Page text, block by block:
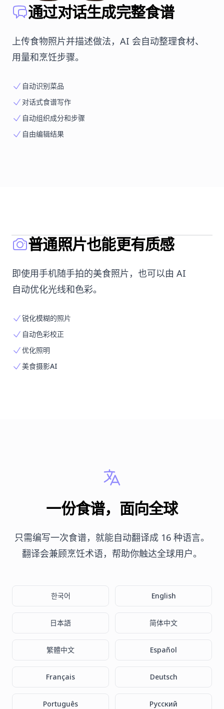
通过对话生成完整食谱
上传食物照片并描述做法，AI 会自动整理食材、
用量和烹饪步骤。
自动识别菜品
对话式食谱写作
自动组织成分和步骤
自由编辑结果
普通照片也能更有质感
即使用手机随手拍的美食照片，也可以由 AI
自动优化光线和色彩。
锐化模糊的照片
自动色彩校正
优化照明
美食摄影AI
一份食谱，面向全球
只需编写一次食谱，就能自动翻译成 16 种语言。
翻译会兼顾烹饪术语，帮助你触达全球用户。
한국어 English
日本語 简体中文
繁體中文 Español
Français Deutsch
Português Русский